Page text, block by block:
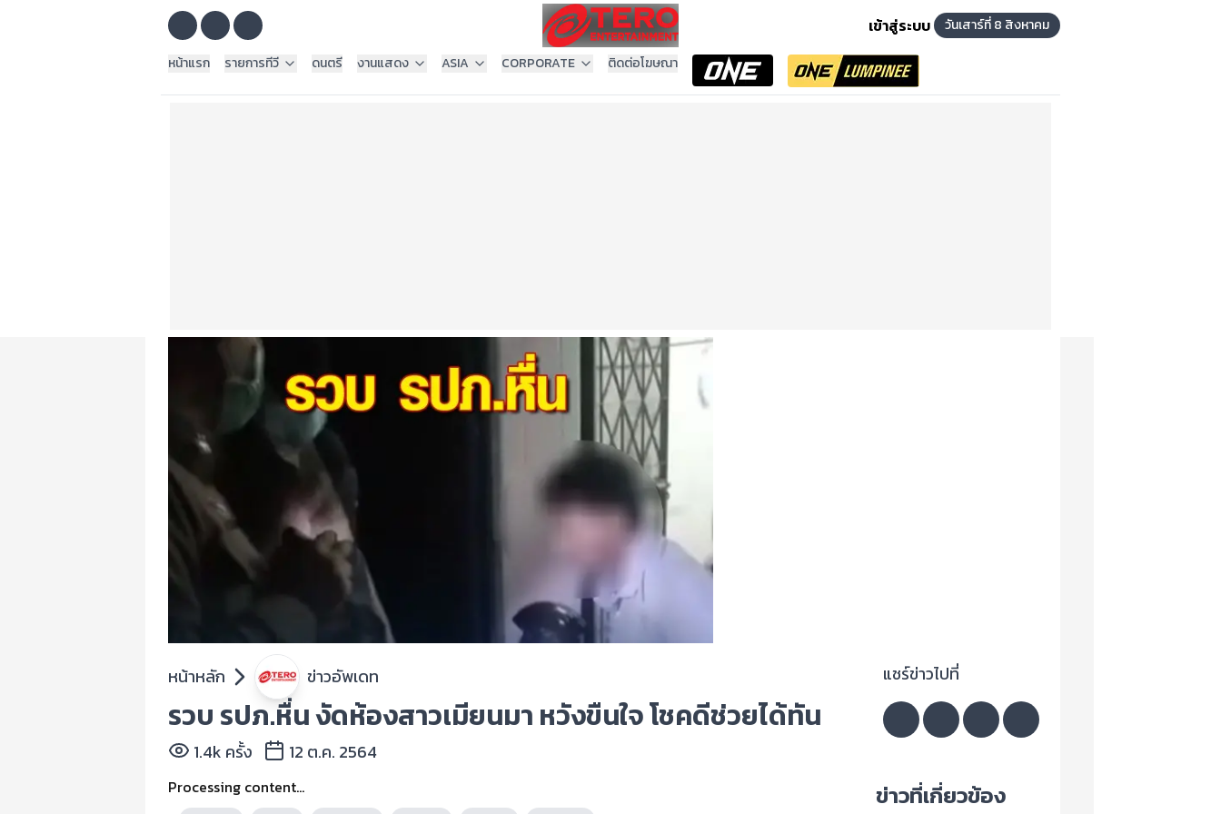
เข้าสู่ระบบ
วันเสาร์ที่ 8 สิงหาคม
หน้าแรก
รายการทีวี ดนตรี งานแสดง ASIA CORPORATE ติดต่อโฆษณา
หน้าหลัก ข่าวอัพเดท
รวบ รปภ.หื่น งัดห้องสาวเมียนมา หวังขืนใจ โชคดีช่วยได้ทัน
1.4k ครั้ง 12 ต.ค. 2564
Processing content...
แชร์ข่าวไปที่
ข่าวที่เกี่ยวข้อง